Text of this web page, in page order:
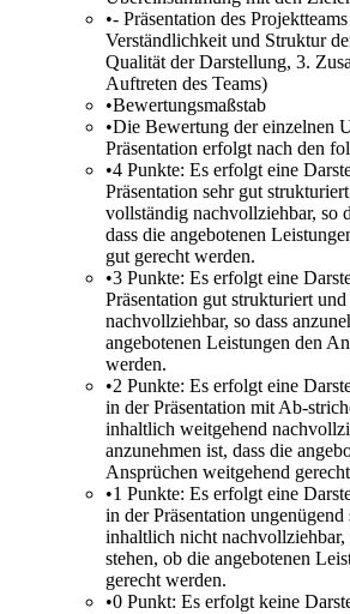
•- Präsentation des
Verständlichkeit und Struktur
Qualität der Darstellung, 3.
Auftreten des Teams)
•Bewertungsmaßstab
•Die Bewertung der einzelnen
Präsentation erfolgt nach den
•4 Punkte: Es erfolgt eine
Präsentation sehr gut
vollständig nachvollziehbar, so
dass die angebotenen
gut gerecht werden.
•3 Punkte: Es erfolgt eine
Präsentation gut strukturiert
nachvollziehbar, so dass
angebotenen Leistungen den
werden.
•2 Punkte: Es erfolgt eine
in der Präsentation mit Ab-
inhaltlich weitgehend
anzunehmen ist, dass die
Ansprüchen weitgehend
•1 Punkte: Es erfolgt eine
in der Präsentation
inhaltlich nicht nachvollziehbar,
stehen, ob die angebotenen
gerecht werden.
•0 Punkt: Es erfolgt keine